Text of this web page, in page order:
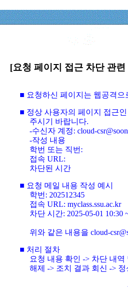
[요청 페이지 접근 차단 관
■ 요청하신 페이지는 웹공격
■ 정상 사용자의 페이지 접근
주시기 바랍니다.
-수신자 계정: cloud-
-작성 내용
학번 또는 직번:
접속 URL:
차단된 시간
■ 요청 메일 내용 작성 예시
학번: 202512345
접속 URL: myclass.ssu.ac.kr
차단 시간: 2025-05-01 10:30
위와 같은 내용을 cloud-
■ 처리 절차
요청 내용 확인 -> 차단 내
해제 -> 조치 결과 회신 ->